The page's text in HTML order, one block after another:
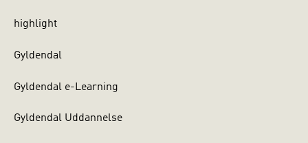
highlight
Gyldendal
Gyldendal e-Learning
Gyldendal Uddannelse